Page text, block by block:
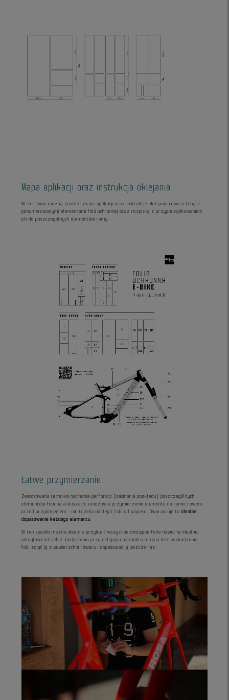
Mapa aplikacji oraz instrukcja oklejania
W zestawie można znaleźć mapę aplikacji oraz instrukcję oklejania roweru folią z
ponumerowanymi elementami folii ochronnej oraz rozpiską z przyporządkowaniem
ich do poszczególnych elementów ramy.
Łatwe przymierzanie
Zastosowana technika nacinania perforacji (nacinania podkładu) poszczególnych
elementów folii na arkuszach, umożliwia przymierzenie elementu na ramie roweru
przed przyklejeniem - nie trzeba odklejać folii od papieru. Gwarantuje toidealne
dopasowanie każdego elementu.
W ten sposób można idealnie przykleić wszystkie dostępne folie nawet w idealnej
odległości od siebie. Dodatkowo przy oklejaniu na mokro można bez uszkodzenia
folii zdjąć ją z powierzchni roweru i dopasować ją jeszcze raz.